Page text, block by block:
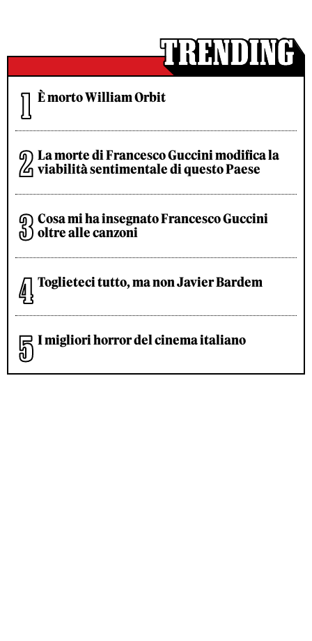
È morto William Orbit
La morte di Francesco Guccini modifica la
viabilità sentimentale di questo Paese
Cosa mi ha insegnato Francesco Guccini
oltre alle canzoni
Toglieteci tutto, ma non Javier Bardem
I migliori horror del cinema italiano